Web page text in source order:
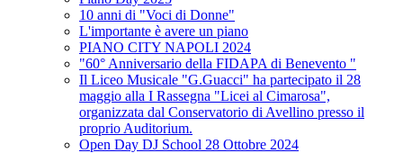
10 anni di "Voci di Donne"
L'importante è avere un piano
PIANO CITY NAPOLI 2024
"60° Anniversario della FIDAPA di Benevento "
Il Liceo Musicale "G.Guacci" ha partecipato il 28
maggio alla I Rassegna "Licei al Cimarosa",
organizzata dal Conservatorio di Avellino presso il
proprio Auditorium.
Open Day DJ School 28 Ottobre 2024